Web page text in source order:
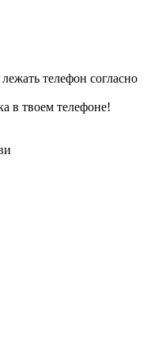
телефон согласно
в твоем телефоне!